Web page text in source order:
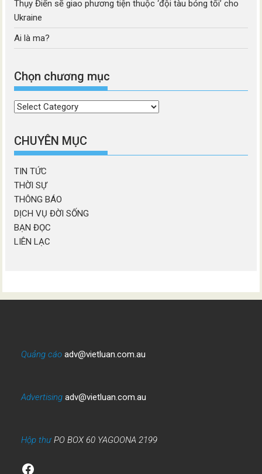
Thụy Điển sẽ giao phương tiện thuộc ‘đội tàu bóng tối’ cho
Ukraine
Ai là ma?
Chọn chương mục
Chọn
mục
CHUYÊN MỤC
TIN TỨC
THỜI SỰ
THÔNG BÁO
DỊCH VỤ ĐỜI SỐNG
BẠN ĐỌC
LIÊN LẠC
Quảng cáo adv@vietluan.com.au
Advertising adv@vietluan.com.au
Hộp thưPO BOX 60 YAGOONA 2199
Facebook